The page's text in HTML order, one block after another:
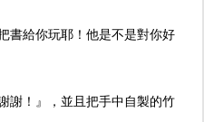
書給你玩耶！他是不是對你好
謝！』，並且把手中自製的竹